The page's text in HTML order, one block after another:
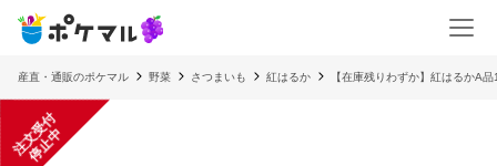
産直・通販のポケマル 野菜 さつまいも 紅はるか 【在庫残りわずか】紅はるかA
注
文
受
付
停
止
中